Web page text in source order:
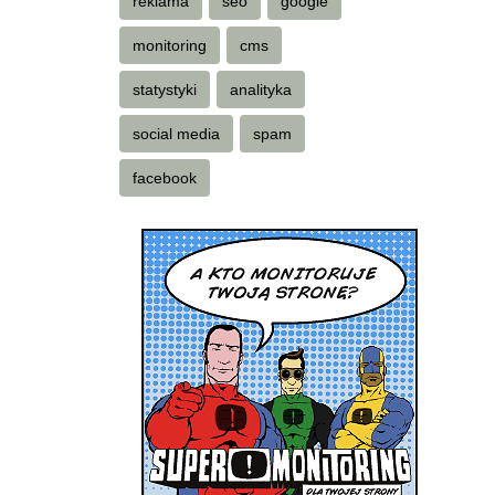
monitoring cms
statystyki analityka
social media spam
facebook